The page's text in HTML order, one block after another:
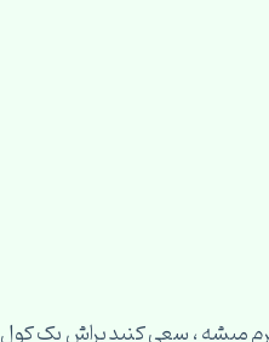
گرم میشه ، سعی کنید براش یک کول